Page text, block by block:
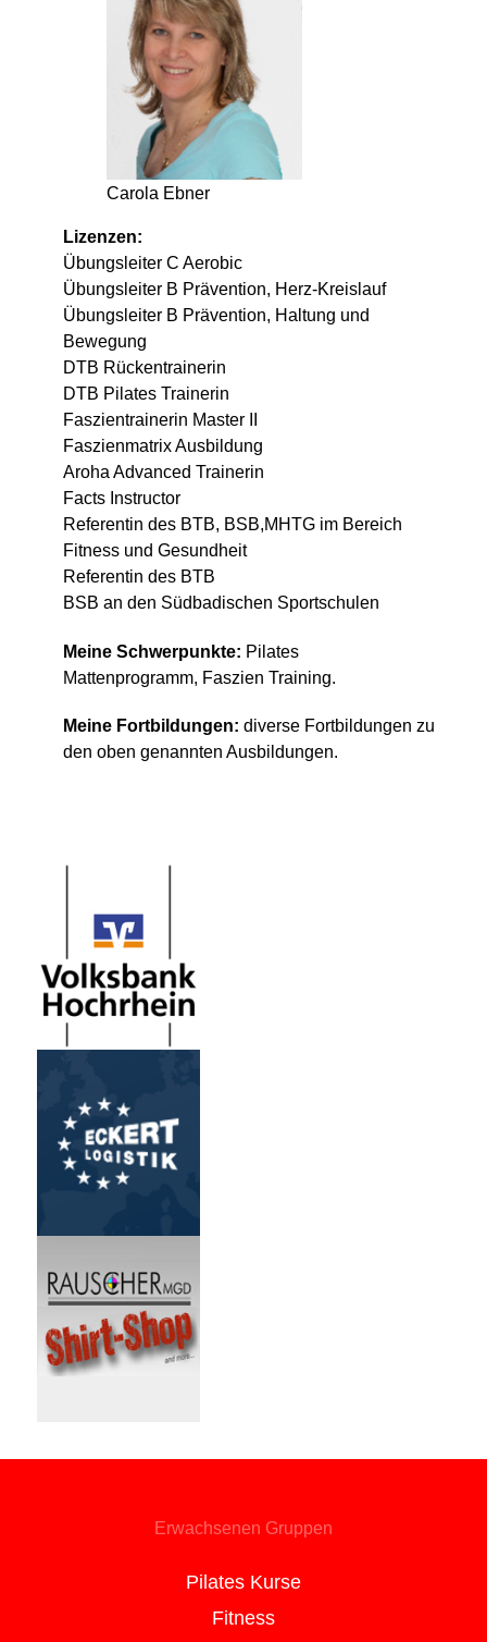
Carola Ebner
Lizenzen:
Übungsleiter C Aerobic
Übungsleiter B Prävention, Herz-Kreislauf
Übungsleiter B Prävention, Haltung und
Bewegung
DTB Rückentrainerin
DTB Pilates Trainerin
Faszientrainerin Master II
Faszienmatrix Ausbildung
Aroha Advanced Trainerin
Facts Instructor
Referentin des BTB, BSB,MHTG im Bereich
Fitness und Gesundheit
Referentin des BTB
BSB an den Südbadischen Sportschulen
Meine Schwerpunkte: Pilates
Mattenprogramm, Faszien Training.
Meine Fortbildungen: diverse Fortbildungen zu
den oben genannten Ausbildungen.
Erwachsenen Gruppen
Pilates Kurse
Fitness